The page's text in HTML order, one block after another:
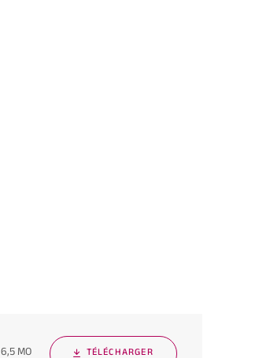
6,5 MO TÉLÉCHARGER